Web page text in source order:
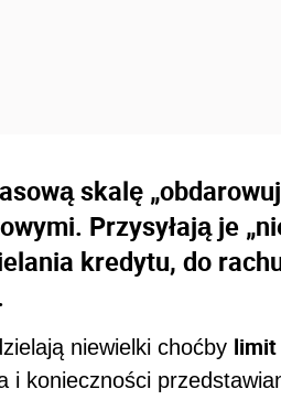
skalę
Przysyłają je
kredytu, do
niewielki choćby limit
i konieczności